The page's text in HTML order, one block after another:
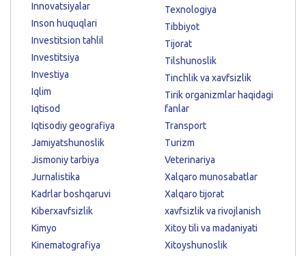
Innovatsiyalar
Inson huquqlari
Investitsion tahlil
Investitsiya
Investiya
Iqlim
Iqtisod
Iqtisodiy geografiya
Jamiyatshunoslik
Jismoniy tarbiya
Jurnalistika
Kadrlar boshqaruvi
Kiberxavfsizlik
Kimyo
Kinematografiya
Texnologiya
Tibbiyot
Tijorat
Tilshunoslik
Tinchlik va xavfsizlik
Tirik organizmlar haqidagi
fanlar
Transport
Turizm
Veterinariya
Xalqaro munosabatlar
Xalqaro tijorat
xavfsizlik va rivojlanish
Xitoy tili va madaniyati
Xitoyshunoslik